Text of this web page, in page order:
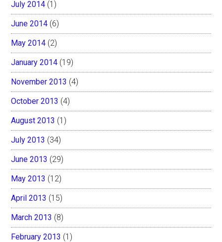
July 2014 (1)
June 2014 (6)
May 2014 (2)
January 2014 (19)
November 2013 (4)
October 2013 (4)
August 2013 (1)
July 2013 (34)
June 2013 (29)
May 2013 (12)
April 2013 (15)
March 2013 (8)
February 2013 (1)